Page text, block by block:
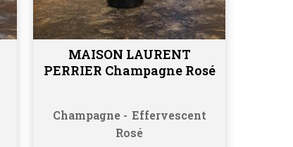
Ajouter au panier
MAISON LAURENT
PERRIER Champagne Rosé
Champagne
Effervescent
Rosé